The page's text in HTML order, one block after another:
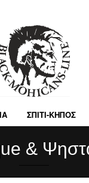
ΣΠΙΤΙ-ΚΗΠΟΣ
&